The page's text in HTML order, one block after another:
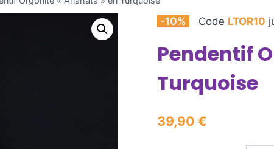
-10% Code LTOR10
Pendentif
Turquoise
39,90 €